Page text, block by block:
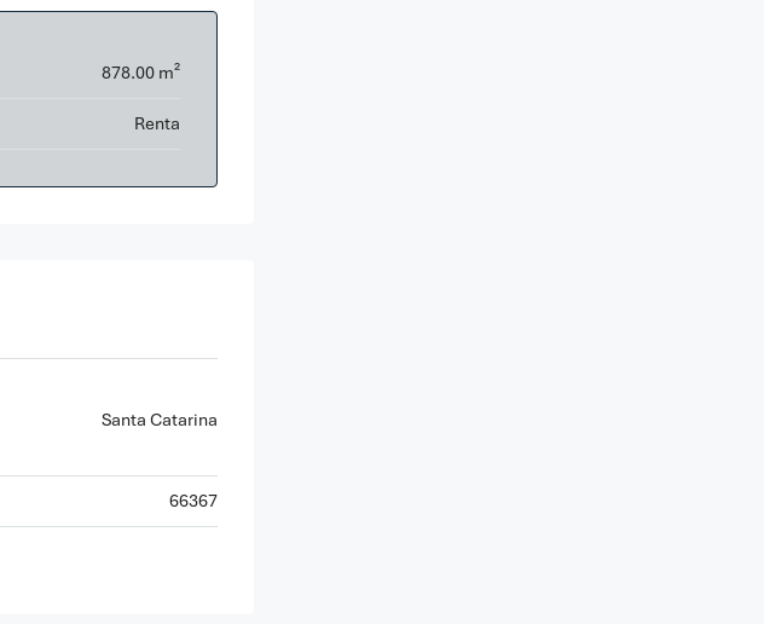
878.00 m²
Renta
Santa Catarina
66367